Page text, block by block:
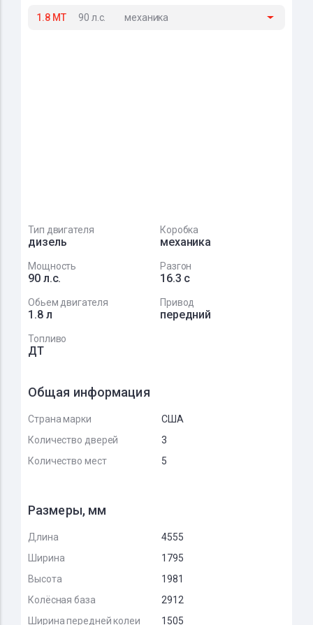
1.8 MT 90 л.с. механика
Тип двигателя
дизель
Коробка
механика
Мощность
90 л.с.
Разгон
16.3 с
Обьем двигателя
1.8 л
Привод
передний
Топливо
ДТ
Общая информация
Страна марки
США
Количество дверей
3
Количество мест
5
Размеры, мм
Длина
4555
Ширина
1795
Высота
1981
Колёсная база
2912
Ширина передней колеи
1505